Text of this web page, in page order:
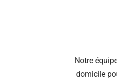
Notre
domicile